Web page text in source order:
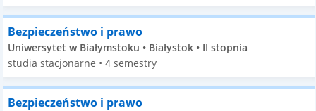
Bezpieczeństwo i prawo
Uniwersytet w Białymstoku • Białystok • II stopnia
studia stacjonarne • 4 semestry
Bezpieczeństwo i prawo